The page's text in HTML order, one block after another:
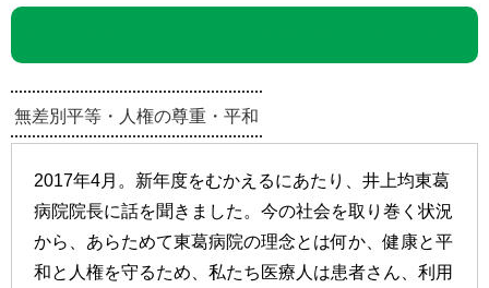
無差別平等・人権の尊重・平和
2017年4月。新年度をむかえるにあたり、井上均東葛
病院院長に話を聞きました。今の社会を取り巻く状況
から、あらためて東葛病院の理念とは何か、健康と平
和と人権を守るため、私たち医療人は患者さん、利用